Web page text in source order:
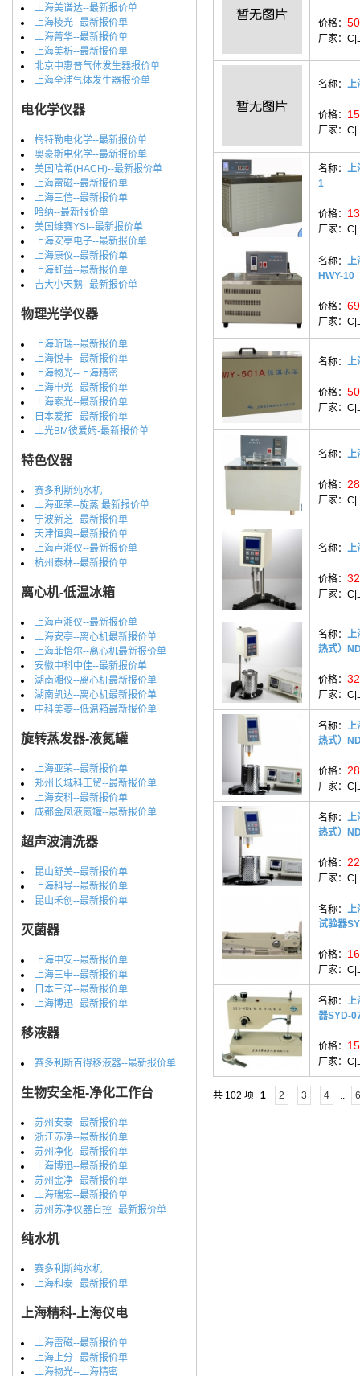
上海美谱达--最新报价单
上海棱光--最新报价单
上海菁华--最新报价单
上海美析--最新报价单
北京中惠普气体发生器报价单
上海全浦气体发生器报价单
电化学仪器
梅特勒电化学--最新报价单
奥豪斯电化学--最新报价单
美国哈希(HACH)--最新报价单
上海雷磁--最新报价单
上海三信--最新报价单
哈纳--最新报价单
美国维赛YSI--最新报价单
上海安亭电子--最新报价单
上海康仪--最新报价单
上海虹益--最新报价单
吉大小天鹅--最新报价单
物理光学仪器
上海昕瑞--最新报价单
上海悦丰--最新报价单
上海物光--上海精密
上海申光--最新报价单
上海索光--最新报价单
日本爱拓--最新报价单
上光BM彼爱姆-最新报价单
特色仪器
赛多利斯纯水机
上海亚荣--旋蒸 最新报价单
宁波新芝--最新报价单
天津恒奥--最新报价单
上海卢湘仪--最新报价单
杭州泰林--最新报价单
离心机-低温冰箱
上海卢湘仪--最新报价单
上海安亭--离心机最新报价单
上海菲恰尔--离心机最新报价单
安徽中科中佳--最新报价单
湖南湘仪--离心机最新报价单
湖南凯达--离心机最新报价单
中科美菱--低温箱最新报价单
旋转蒸发器-液氮罐
上海亚荣--最新报价单
郑州长城科工贸--最新报价单
上海安科--最新报价单
成都金凤液氮罐--最新报价单
超声波清洗器
昆山舒美--最新报价单
上海科导--最新报价单
昆山禾创--最新报价单
灭菌器
上海申安--最新报价单
上海三申--最新报价单
日本三洋--最新报价单
上海博迅--最新报价单
移液器
赛多利斯百得移液器--最新报价单
生物安全柜-净化工作台
苏州安泰--最新报价单
浙江苏净--最新报价单
苏州净化--最新报价单
上海博迅--最新报价单
苏州金净--最新报价单
上海瑞宏--最新报价单
苏州苏净仪器自控--最新报价单
纯水机
赛多利斯纯水机
上海和泰--最新报价单
上海精科-上海仪电
上海雷磁--最新报价单
上海上分--最新报价单
上海物光--上海精密
价格：
厂家： C|
名称： 上
价格：
厂家： C|
名称： 上
1
价格：
厂家： C|
名称： 上
HWY-10
价格：
厂家： C|
名称： 上
价格：
厂家： C|
名称： 上
价格：
厂家： C|
名称： 上
价格：
厂家： C|
名称： 上
热式）
价格：
厂家： C|
名称： 上
热式）
价格：
厂家： C|
名称： 上
热式）
价格：
厂家： C|
名称： 上
试验器
价格：
厂家： C|
名称： 上
器SYD-
价格：
厂家： C|
共 102 项 1 2 3 4 .. 6